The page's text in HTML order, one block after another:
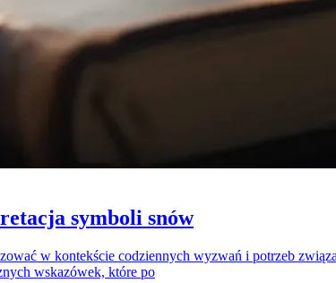
symboli snów
w kontekście codziennych wyzwań i potrzeb
wskazówek, które po